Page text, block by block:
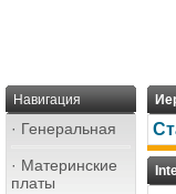
Навигация
· Генеральная
· Материнские
платы